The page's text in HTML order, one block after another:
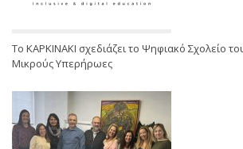
Το ΚΑΡΚΙΝΑΚΙ σχεδιάζει το Ψηφιακό Σχολείο
Μικρούς Υπερήρωες